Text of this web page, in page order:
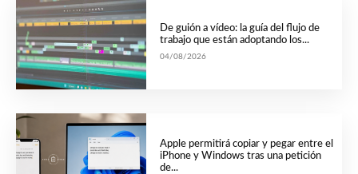
De guión a vídeo: la guía del flujo de
trabajo que están adoptando los...
04/08/2026
Apple permitirá copiar y pegar entre el
iPhone y Windows tras una petición
de...